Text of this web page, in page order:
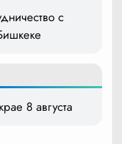
с
8 августа